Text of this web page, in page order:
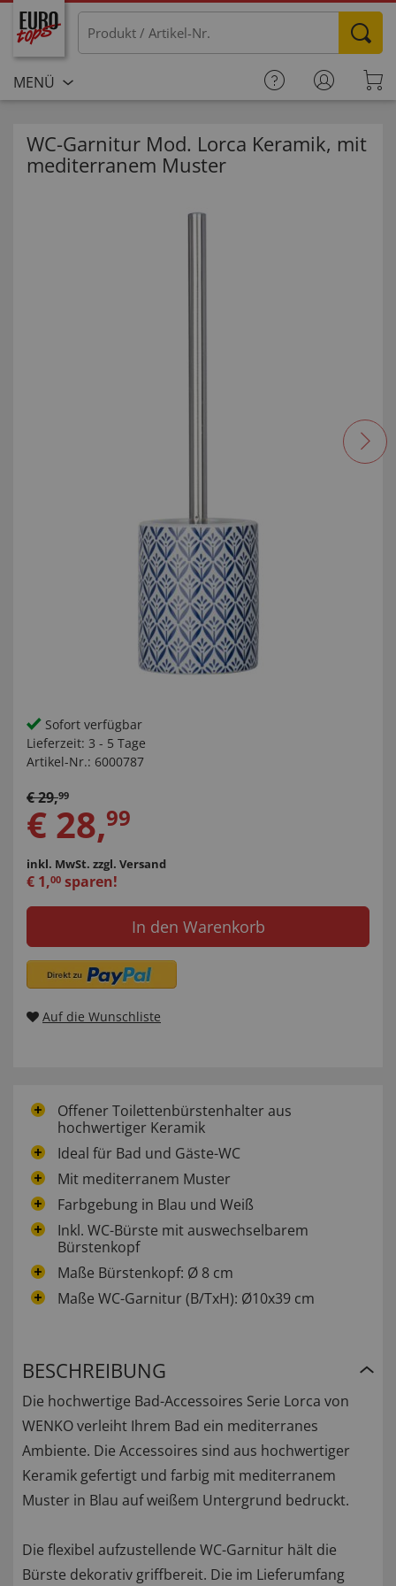
MENÜ
WC-Garnitur Mod. Lorca Keramik, mit
mediterranem Muster
Sofort verfügbar
Lieferzeit: 3 - 5 Tage
Artikel-Nr.: 6000787
€29,99
€ 28,99
inkl. MwSt. zzgl. Versand
€ 1,00 sparen!
In den Warenkorb
Auf die Wunschliste
Offener Toilettenbürstenhalter aus
hochwertiger Keramik
Ideal für Bad und Gäste-WC
Mit mediterranem Muster
Farbgebung in Blau und Weiß
Inkl. WC-Bürste mit auswechselbarem
Bürstenkopf
Maße Bürstenkopf: Ø 8 cm
Maße WC-Garnitur (B/TxH): Ø10x39 cm
BESCHREIBUNG
Die hochwertige Bad-Accessoires Serie Lorca von
WENKO verleiht Ihrem Bad ein mediterranes
Ambiente. Die Accessoires sind aus hochwertiger
Keramik gefertigt und farbig mit mediterranem
Muster in Blau auf weißem Untergrund bedruckt.
Die flexibel aufzustellende WC-Garnitur hält die
Bürste dekorativ griffbereit. Die im Lieferumfang